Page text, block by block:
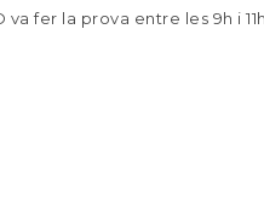
fer la prova entre les 9h i 11h